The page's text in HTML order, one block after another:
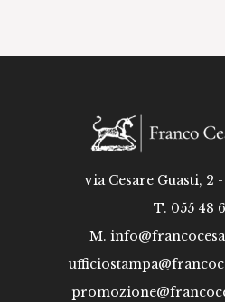
via Cesare Guasti, 2
T. 055 48
M.